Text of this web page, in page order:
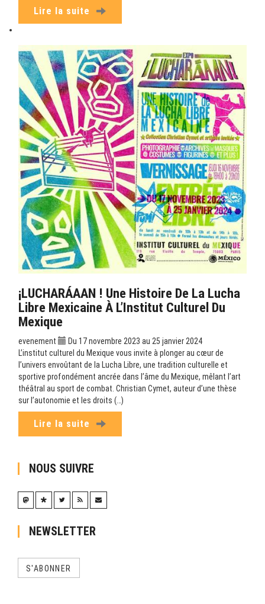
Lire la suite
¡LUCHARÁAAN ! Une Histoire De La Lucha
Libre Mexicaine À L’Institut Culturel Du
Mexique
evenement
Du 17 novembre 2023 au 25 janvier 2024
L’institut culturel du Mexique vous invite à plonger au cœur de
l’univers envoûtant de la Lucha Libre, une tradition culturelle et
sportive profondément ancrée dans l’âme du Mexique, mêlant l’art
théâtral au sport de combat. Christian Cymet, auteur d’une thèse
sur l’autonomie et les droits (…)
Lire la suite
NOUS SUIVRE
NEWSLETTER
S'ABONNER